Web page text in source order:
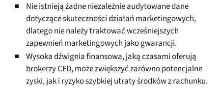
Nie istnieją żadne niezależnie audytowane dane
dotyczące skuteczności działań marketingowych,
dlatego nie należy traktować wcześniejszych
zapewnień marketingowych jako gwarancji.
Wysoka dźwignia finansowa, jaką czasami oferują
brokerzy CFD, może zwiększyć zarówno potencjalne
zyski, jak i ryzyko szybkiej utraty środków z rachunku.